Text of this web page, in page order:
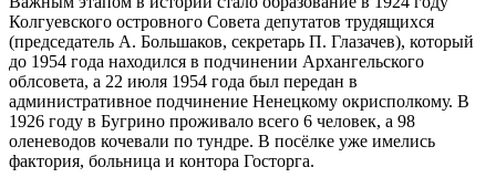
Колгуевского островного Совета депутатов трудящихся
(председатель А. Большаков, секретарь П. Глазачев), который
до 1954 года находился в подчинении Архангельского
облсовета, а 22 июля 1954 года был передан в
административное подчинение Ненецкому окрисполкому. В
1926 году в Бугрино проживало всего 6 человек, а 98
оленеводов кочевали по тундре. В посёлке уже имелись
фактория, больница и контора Госторга.